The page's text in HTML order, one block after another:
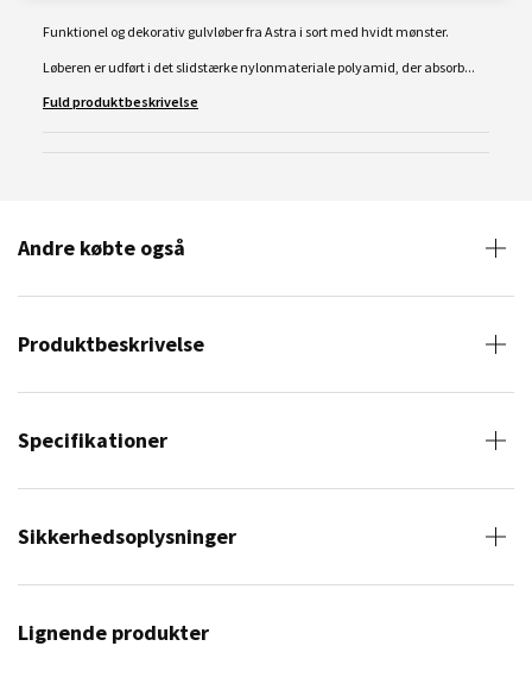
Funktionel og dekorativ gulvløber fra Astra i sort med hvidt mønster.
Løberen er udført i det slidstærke nylonmateriale polyamid, der absorb...
Fuld produktbeskrivelse
Andre købte også
Produktbeskrivelse
Specifikationer
Sikkerhedsoplysninger
Lignende produkter